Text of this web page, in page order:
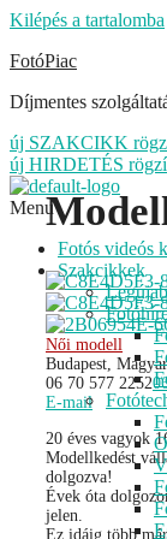
Kilépés a tartalomba
FotóPiac
Díjmentes
új SZAKCIKK
új HIRDETÉS
Menu
Fotós videós
Szakcikkek
Női modell
Budapest,
06 70 577 2252
E-mail
20 éves vagyok
Modellkedést
dolgozva!
Évek óta
jelen.
Ez idáig több